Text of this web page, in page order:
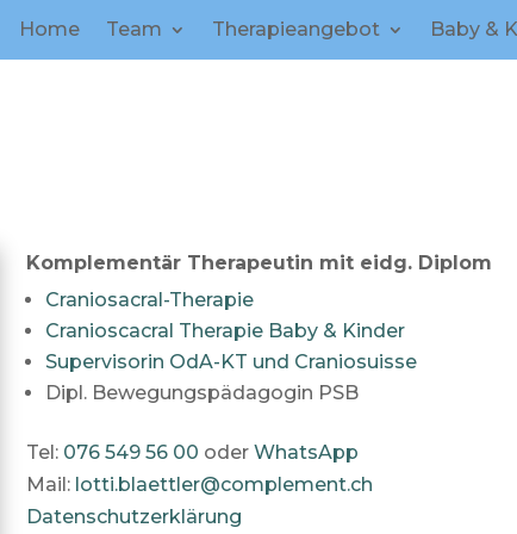
Home Team Therapieangebot Baby &
Komplementär Therapeutin mit eidg. Diplom
Craniosacral-Therapie
Cranioscacral Therapie Baby & Kinder
Supervisorin OdA-KT und Craniosuisse
Dipl. Bewegungspädagogin PSB
Tel: 076 549 56 00 oderWhatsApp
Mail: lotti.blaettler@complement.ch
Datenschutzerklärung